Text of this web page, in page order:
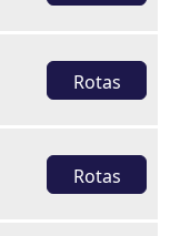
Rotas
Rotas